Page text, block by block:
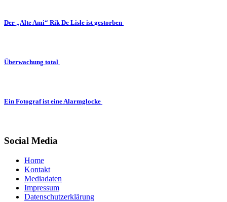
Der „Alte Ami“ Rik De Lisle ist gestorben
Überwachung total
Ein Fotograf ist eine Alarmglocke
Social Media
Home
Kontakt
Mediadaten
Impressum
Datenschutzerklärung